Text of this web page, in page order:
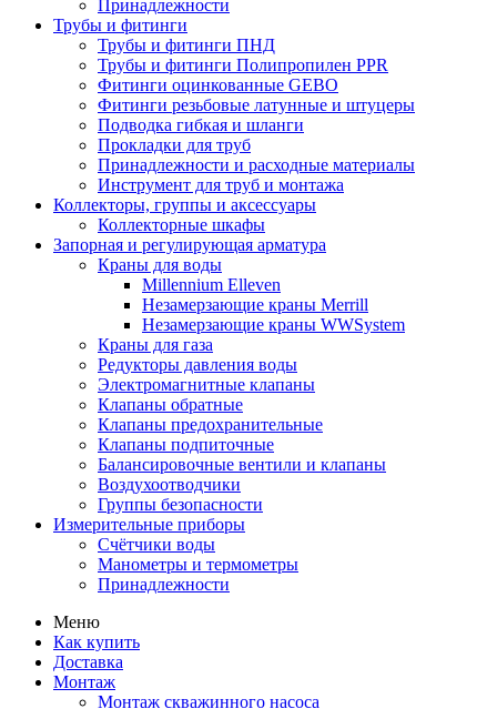
Принадлежности
Трубы и фитинги
Трубы и фитинги ПНД
Трубы и фитинги Полипропилен PPR
Фитинги оцинкованные GEBO
Фитинги резьбовые латунные и штуцеры
Подводка гибкая и шланги
Прокладки для труб
Принадлежности и расходные материалы
Инструмент для труб и монтажа
Коллекторы, группы и аксессуары
Коллекторные шкафы
Запорная и регулирующая арматура
Краны для воды
Millennium Elleven
Незамерзающие краны Merrill
Незамерзающие краны WWSystem
Краны для газа
Редукторы давления воды
Электромагнитные клапаны
Клапаны обратные
Клапаны предохранительные
Клапаны подпиточные
Балансировочные вентили и клапаны
Воздухоотводчики
Группы безопасности
Измерительные приборы
Счётчики воды
Манометры и термометры
Принадлежности
Меню
Как купить
Доставка
Монтаж
Монтаж скважинного насоса